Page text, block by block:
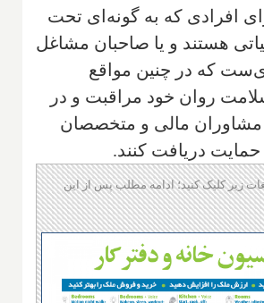
افرادی که به گونه‌ای تحت
هستند و یا صاحبان مشاغل
که در چنین مواقع
روان خود مراقبت و در
مشاوران مالی و متخصصان
دریافت کنند.
زیر کلیک کنید؛ ادامه مطلب پس از این